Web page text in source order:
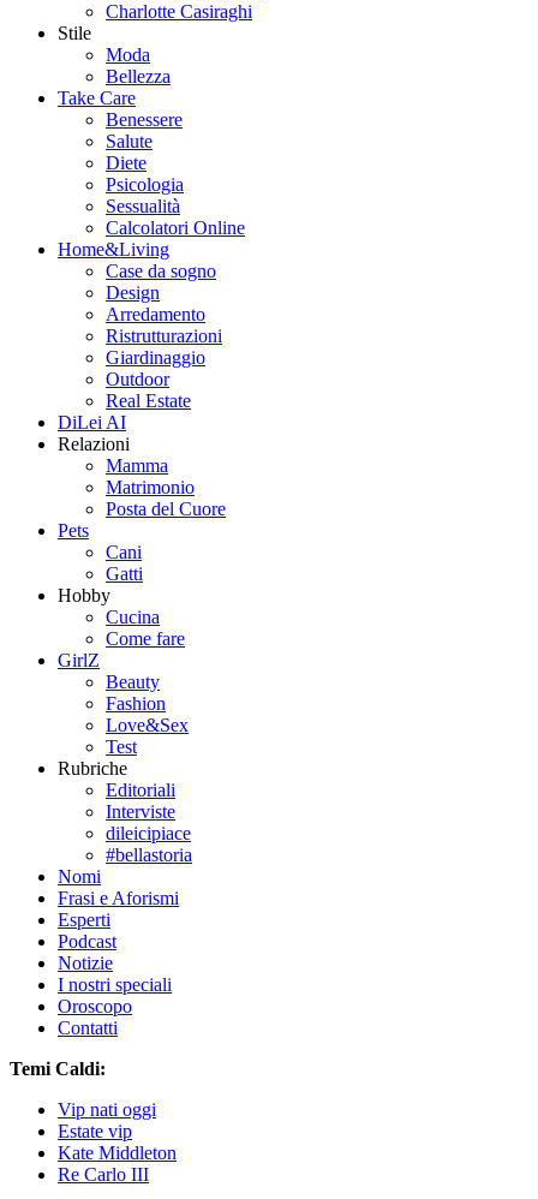
Charlotte Casiraghi
Stile
Moda
Bellezza
Take Care
Benessere
Salute
Diete
Psicologia
Sessualità
Calcolatori Online
Home&Living
Case da sogno
Design
Arredamento
Ristrutturazioni
Giardinaggio
Outdoor
Real Estate
DiLei AI
Relazioni
Mamma
Matrimonio
Posta del Cuore
Pets
Cani
Gatti
Hobby
Cucina
Come fare
GirlZ
Beauty
Fashion
Love&Sex
Test
Rubriche
Editoriali
Interviste
dileicipiace
#bellastoria
Nomi
Frasi e Aforismi
Esperti
Podcast
Notizie
I nostri speciali
Oroscopo
Contatti
Temi Caldi:
Vip nati oggi
Estate vip
Kate Middleton
Re Carlo III